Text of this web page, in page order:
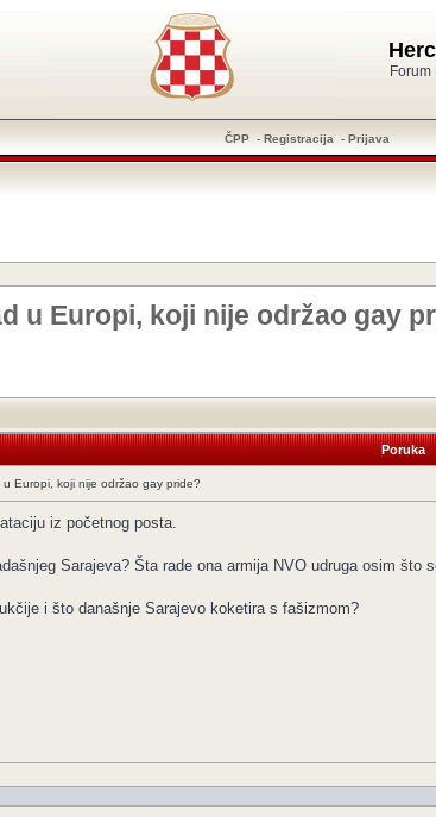
Forum
ČPP - Registracija - Prijava
u Europi, koji nije održao gay
Poruka
Europi, koji nije održao gay pride?
iz početnog posta.
Sarajeva? Šta rade ona armija NVO udruga osim što
i što današnje Sarajevo koketira s fašizmom?